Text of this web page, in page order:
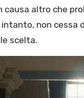
causa altro che
non cessa
scelta.